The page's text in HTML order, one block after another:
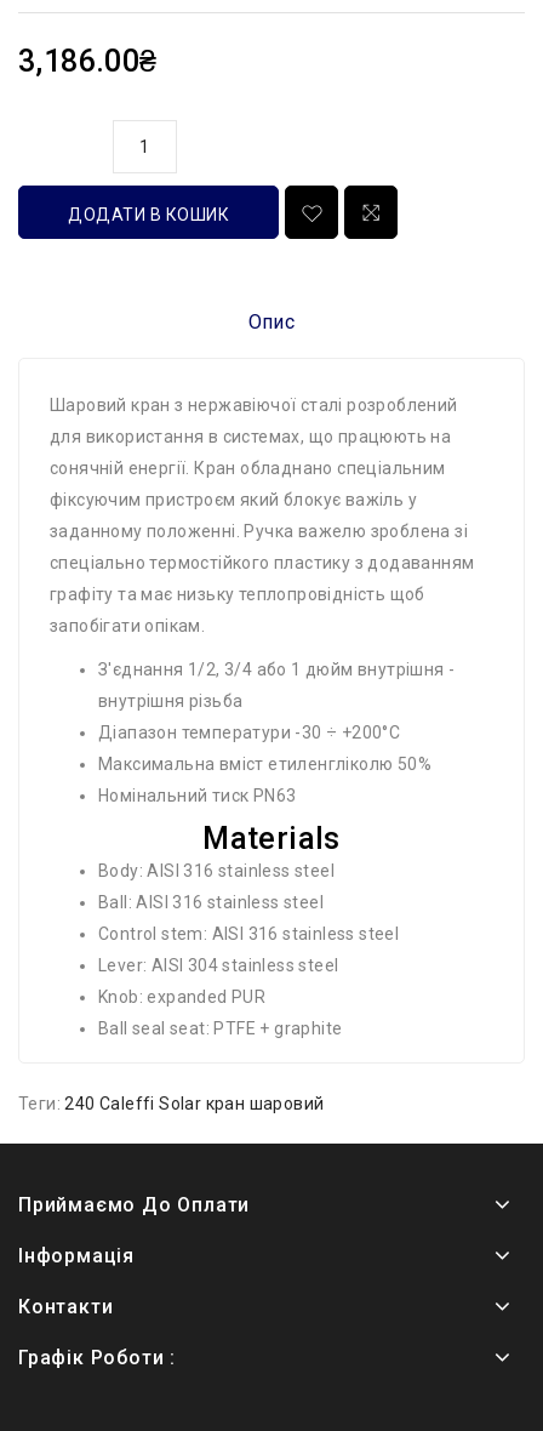
3,186.00₴
ДОДАТИ В КОШИК
Опис
Шаровий кран з нержавіючої сталі розроблений
для використання в системах, що працюють на
сонячній енергії. Кран обладнано спеціальним
фіксуючим пристроєм який блокує важіль у
заданному положенні. Ручка важелю зроблена зі
спеціально термостійкого пластику з додаванням
графіту та має низьку теплопровідність щоб
запобігати опікам.
З'єднання 1/2, 3/4 або 1 дюйм внутрішня -
внутрішня різьба
Діапазон температури -30 ÷ +200°С
Максимальна вміст етиленгліколю 50%
Номінальний тиск PN63
Materials
Body: AISI 316 stainless steel
Ball: AISI 316 stainless steel
Control stem: AISI 316 stainless steel
Lever: AISI 304 stainless steel
Knob: expanded PUR
Ball seal seat: PTFE + graphite
Теги:240 Caleffi Solar кран шаровий
Приймаємо До Оплати
Інформація
Контакти
Графік Роботи :